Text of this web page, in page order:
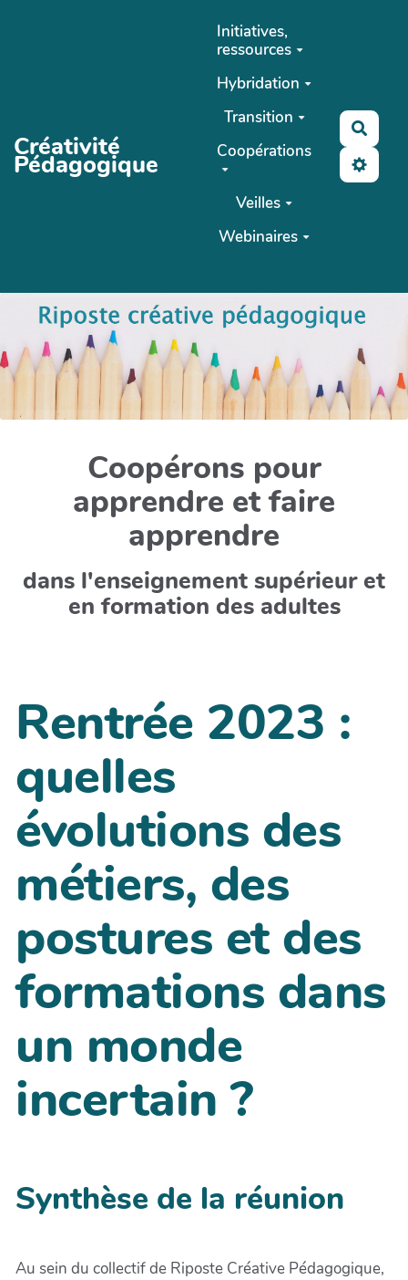
Créativité
Pédagogique
Initiatives,
ressources
Hybridation
Transition
Coopérations
Veilles
Webinaires
Coopérons pour
apprendre et faire
apprendre
dans l'enseignement supérieur et
en formation des adultes
Rentrée 2023 :
quelles
évolutions des
métiers, des
postures et des
formations dans
un monde
incertain ?
Synthèse de la réunion
Au sein du collectif de Riposte Créative Pédagogique,